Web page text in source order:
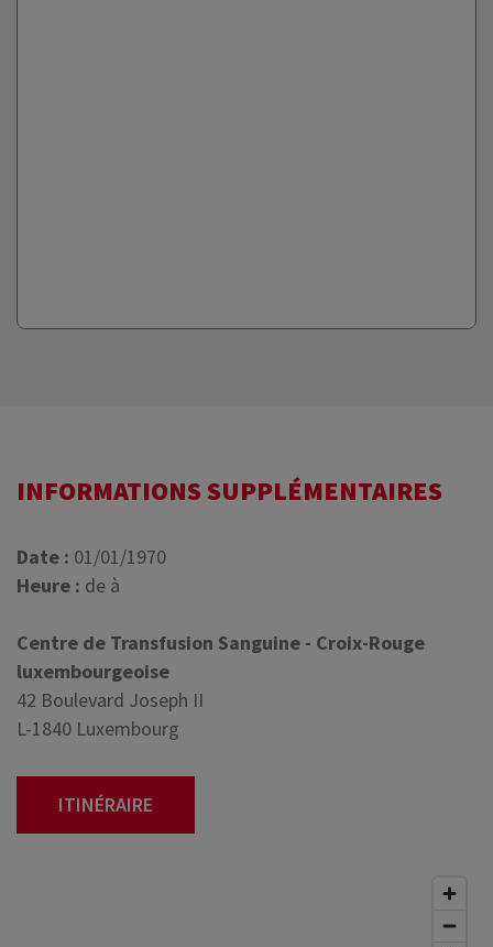
INFORMATIONS SUPPLÉMENTAIRES
Date : 01/01/1970
Heure : de à
Centre de Transfusion Sanguine - Croix-Rouge
luxembourgeoise
42 Boulevard Joseph II
L-1840 Luxembourg
ITINÉRAIRE